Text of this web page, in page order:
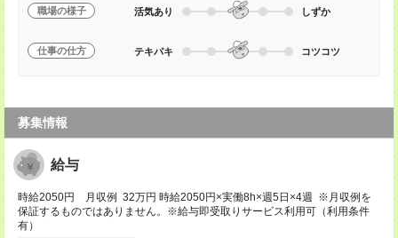
職場の様子 活気あり しずか
仕事の仕方 テキパキ コツコツ
募集情報
給与
時給2050円 月収例 32万円 時給2050円×実働8h×週5日×4週 ※月収例を
保証するものではありません。※給与即受取りサービス利用可（利用条件
有）